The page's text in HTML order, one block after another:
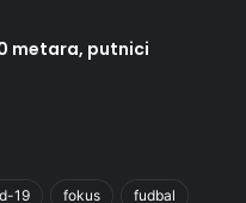
metara, putnici
19 fokus fudbal